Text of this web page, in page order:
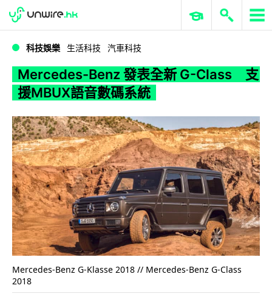
WWDC 2026 ERP 與商業 AI
科技娛樂 生活科技 汽車科技
Mercedes-Benz 發表全新 G-Class 支
援MBUX語音數碼系統
Mercedes-Benz G-Klasse 2018 // Mercedes-Benz G-Class
2018